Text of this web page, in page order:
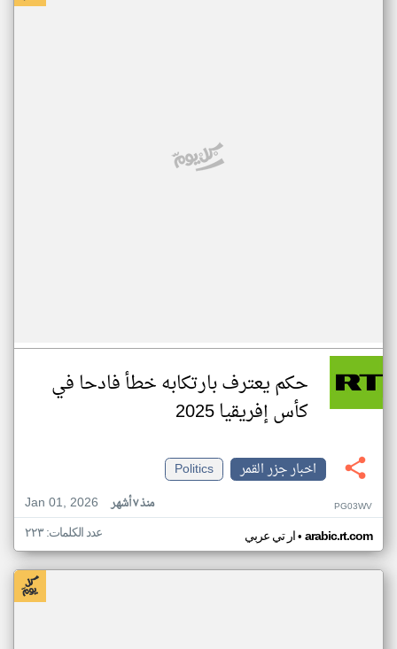
حكم يعترف بارتكابه خطأ فادحا في
كأس إفريقيا 2025
اخبار جزر القمر
Politics
Jan 01, 2026
منذ ٧ أشهر PG03WV
ار تي عربي• arabic.rt.com عدد الكلمات: ٢٢٣